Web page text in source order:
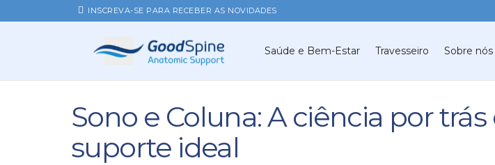
INSCREVA-SE PARA RECEBER AS NOVIDADES
Saúde e Bem-Estar Travesseiro Sobre nós
Sono e Coluna: A ciência por
suporte ideal